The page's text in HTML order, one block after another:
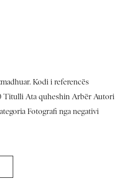
Kodi i referencës
Titulli Ata quheshin Arbër Autori
Fotografi nga negativi